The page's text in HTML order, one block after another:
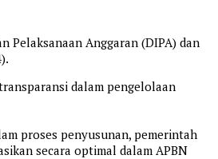
Pelaksanaan Anggaran (DIPA) dan
dalam pengelolaan
proses penyusunan, pemerintah
secara optimal dalam APBN